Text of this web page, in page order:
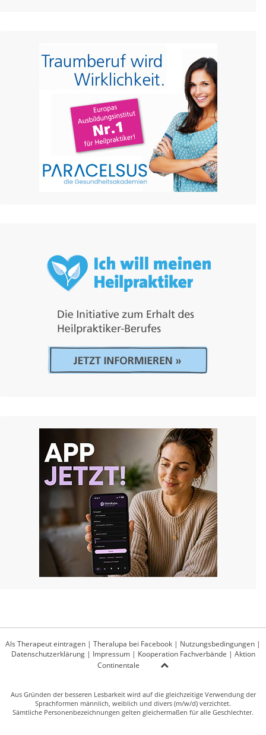
Als Therapeut eintragen | Theralupa bei Facebook | Nutzungsbedingungen |
Datenschutzerklärung| Impressum| Kooperation Fachverbände | Aktion
Continentale
Aus Gründen der besseren Lesbarkeit wird auf die gleichzeitige Verwendung der
Sprachformen männlich, weiblich und divers (m/w/d) verzichtet.
Sämtliche Personenbezeichnungen gelten gleichermaßen für alle Geschlechter.